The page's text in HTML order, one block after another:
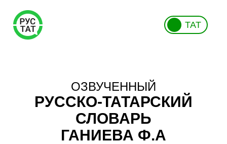
ТАТ
ОЗВУЧЕННЫЙ
РУССКО-ТАТАРСКИЙ
СЛОВАРЬ
ГАНИЕВА Ф.А